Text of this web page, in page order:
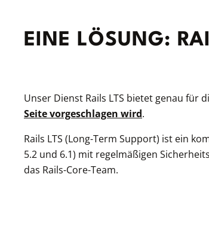
EINE LÖSUNG:
Unser Dienst Rails LTS bietet genau für
Seite vorgeschlagen wird.
Rails LTS (Long-Term Support) ist ein
5.2 und 6.1) mit regelmäßigen
das Rails-Core-Team.